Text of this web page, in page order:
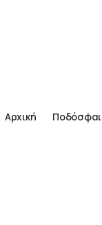
Αρχική